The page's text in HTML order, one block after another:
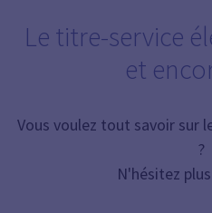
Le titre-service
et
Vous voulez tout savoir sur
?
N'hésitez